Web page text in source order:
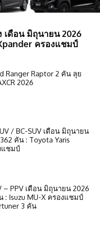
เดือน มิถุนายน 2026
ครองแชมป์
Ranger Raptor 2 คัน ลุย
2026
/ BC-SUV เดือน มิถุนายน
คัน : Toyota Yaris
แชมป์
– PPV เดือน มิถุนายน 2026
: Isuzu MU-X ครองแชมป์
3 คัน